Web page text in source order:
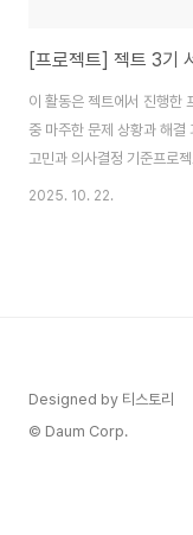
[프로젝트] 젝트 3기
이 활동은 젝트에서 진행
중 마주한 문제 상황과 해결
고민과 의사결정 기준프로
하다고 느낀 점과 그 개선 과
텐츠마다 태그를 붙이기로
2025. 10. 22.
Designed by 티스토리
© Daum Corp.